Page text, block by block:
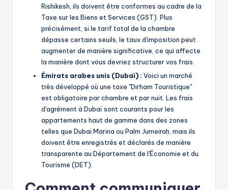
Rishikesh, ils doivent être conformes au cadre de la
Taxe sur les Biens et Services (GST). Plus
précisément, si le tarif total de la chambre
dépasse certains seuils, le taux d'imposition peut
augmenter de manière significative, ce qui affecte
la manière dont vous devriez structurer vos frais.
Émirats arabes unis (Dubaï) : Voici un marché
très développé où une taxe "Dirham Touristique"
est obligatoire par chambre et par nuit. Les frais
d'agrément à Dubaï sont courants pour les
appartements haut de gamme dans des zones
telles que Dubai Marina ou Palm Jumeirah, mais ils
doivent être enregistrés et déclarés de manière
transparente au Département de l'Économie et du
Tourisme (DET).